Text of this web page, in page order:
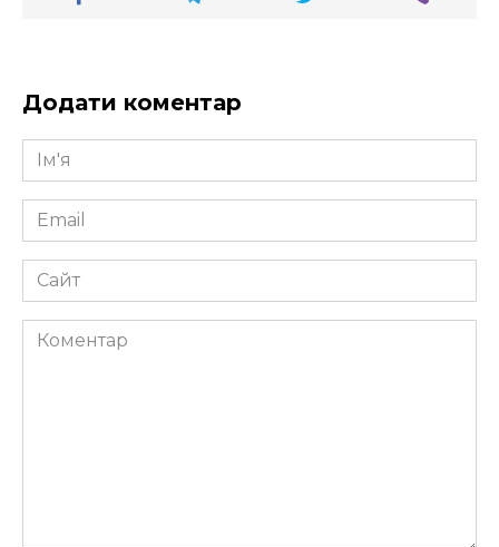
Додати коментар
Ім'я
*
Email
*
Сайт
Коментар